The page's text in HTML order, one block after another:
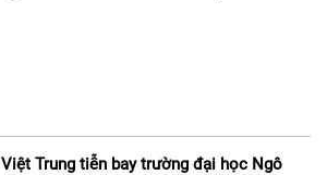
Việt Trung tiễn bay trường đại học Ngô